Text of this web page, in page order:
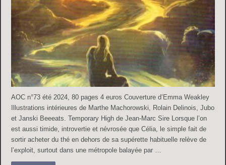
AOC n°73 été 2024, 80 pages 4 euros Couverture d’Emma Weakley
Illustrations intérieures de Marthe Machorowski, Rolain Delinois, Jubo
et Janski Beeeats. Temporary High de Jean-Marc Sire Lorsque l’on
est aussi timide, introvertie et névrosée que Célia, le simple fait de
sortir acheter du thé en dehors de sa supérette habituelle relève de
l’exploit, surtout dans une métropole balayée par …